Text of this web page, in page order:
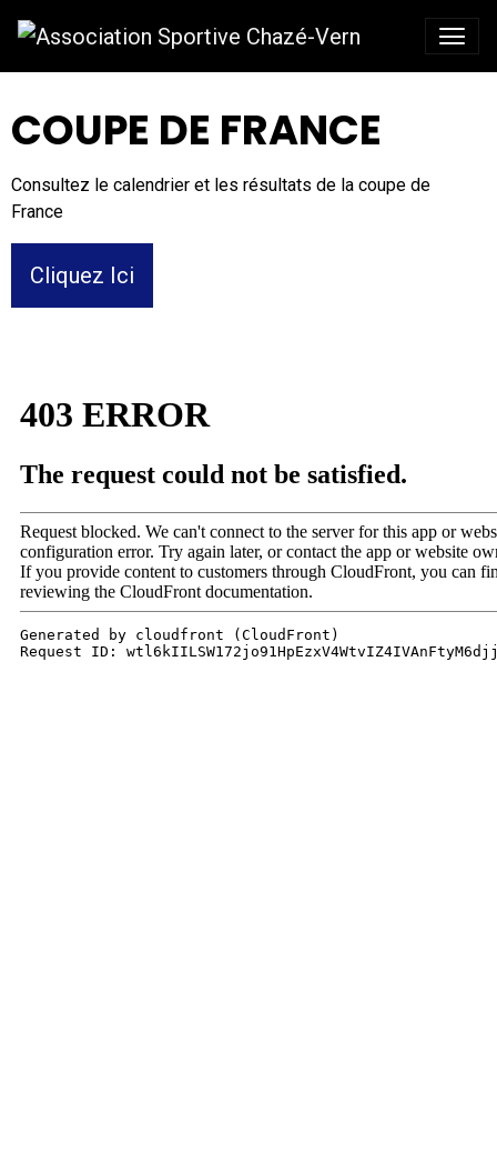
COUPE DE FRANCE
Consultez le calendrier et les résultats de la coupe de
France
Cliquez Ici